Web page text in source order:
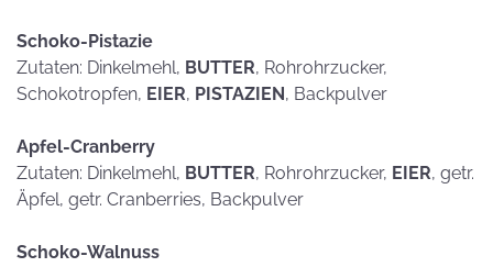
Schoko-Pistazie
Zutaten: Dinkelmehl, BUTTER, Rohrohrzucker,
Schokotropfen, EIER, PISTAZIEN, Backpulver
Apfel-Cranberry
Zutaten: Dinkelmehl, BUTTER, Rohrohrzucker, EIER, getr.
Äpfel, getr. Cranberries, Backpulver
Schoko-Walnuss